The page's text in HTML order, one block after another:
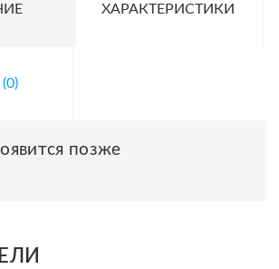
ХАРАКТЕРИСТИКИ
(0)
позже